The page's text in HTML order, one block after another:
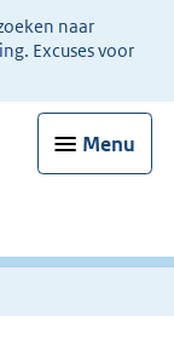
naar
Excuses voor
Menu